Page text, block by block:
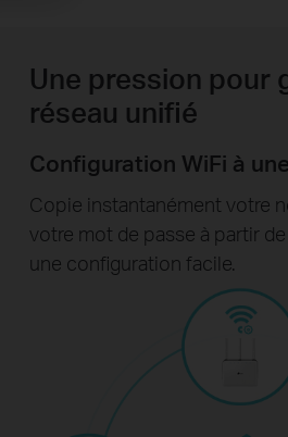
Une pression pour
réseau unifié
Configuration WiFi à
Copie instantanément votre
votre mot de passe à partir
une configuration facile.